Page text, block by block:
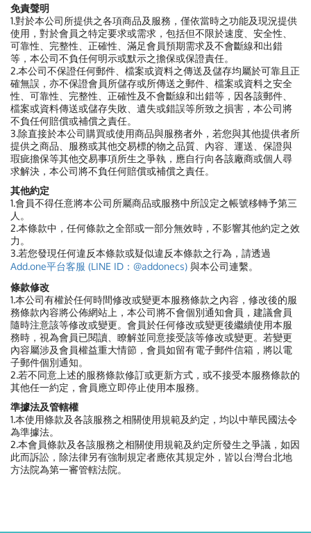
免責聲明
1.對於本公司所提供之各項商品及服務，僅依當時之功能及現況提供
使用，對於會員之特定要求或需求，包括但不限於速度、安全性、
可靠性、完整性、正確性、滿足會員預期需求及不會斷線和出錯
等，本公司不負任何明示或默示之擔保或保證責任。
2.本公司不保證任何郵件、檔案或資料之傳送及儲存均屬於可靠且正
確無誤，亦不保證會員所儲存或所傳送之郵件、檔案或資料之安全
性、可靠性、完整性、正確性及不會斷線和出錯等，因各該郵件、
檔案或資料傳送或儲存失敗、遺失或錯誤等所致之損害，本公司將
不負任何賠償或補償之責任。
3.除直接於本公司購買或使用商品與服務者外，若您與其他提供者所
提供之商品、服務或其他交易標的物之品質、內容、運送、保證與
瑕疵擔保等其他交易事項所生之爭執，應自行向各該廠商或個人尋
求解決，本公司將不負任何賠償或補償之責任。
其他約定
1.會員不得任意將本公司所屬商品或服務中所設定之帳號移轉予第三
人。
2.本條款中，任何條款之全部或一部分無效時，不影響其他約定之效
力。
3.若您發現任何違反本條款或疑似違反本條款之行為，請透過
Add.one平台客服 (LINE ID：@addonecs) 與本公司連繫。
條款修改
1.本公司有權於任何時間修改或變更本服務條款之內容，修改後的服
務條款內容將公佈網站上，本公司將不會個別通知會員，建議會員
隨時注意該等修改或變更。會員於任何修改或變更後繼續使用本服
務時，視為會員已閱讀、瞭解並同意接受該等修改或變更。若變更
內容屬涉及會員權益重大情節，會員如留有電子郵件信箱，將以電
子郵件個別通知。
2.若不同意上述的服務條款修訂或更新方式，或不接受本服務條款的
其他任一約定，會員應立即停止使用本服務。
準據法及管轄權
1.本使用條款及各該服務之相關使用規範及約定，均以中華民國法令
為準據法。
2.本會員條款及各該服務之相關使用規範及約定所發生之爭議，如因
此而訴訟，除法律另有強制規定者應依其規定外，皆以台灣台北地
方法院為第一審管轄法院。